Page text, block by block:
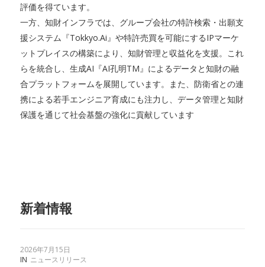
評価を得ています。
一方、知財インフラでは、グループ会社の特許検索・出願支
援システム『Tokkyo.Ai』や特許売買を可能にするIPマーケ
ットプレイスの構築により、知財管理と収益化を支援。これ
らを統合し、生成AI『AI孔明TM』によるデータと知財の融
合プラットフォームを展開しています。また、防衛省との連
携による若手エンジニア育成にも注力し、データ管理と知財
保護を通じて社会基盤の強化に貢献しています
新着情報
2026年7月15日
IN ニュースリリース